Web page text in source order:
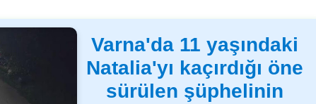
Varna'da 11 yaşındaki
Natalia'yı kaçırdığı öne
sürülen şüphelinin